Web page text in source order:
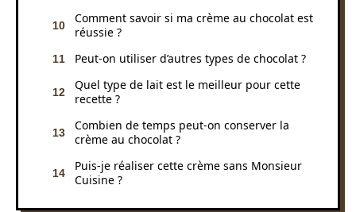
Comment savoir si ma crème au chocolat est
réussie ?
Peut-on utiliser d’autres types de chocolat ?
Quel type de lait est le meilleur pour cette
recette ?
Combien de temps peut-on conserver la
crème au chocolat ?
Puis-je réaliser cette crème sans Monsieur
Cuisine ?